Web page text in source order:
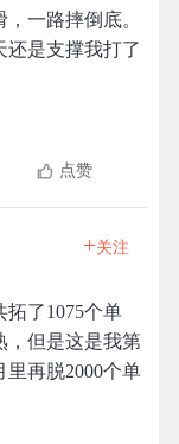
一路摔倒底。
还是支撑我打了
点赞
+关注
拓了1075个单
，但是这是我第
再脱2000个单